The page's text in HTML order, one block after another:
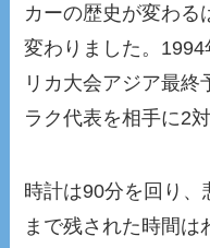
カーの歴史が変わる
変わりました。
リカ大会アジア最終
ラク代表を相手に2
時計は90分を回り
まで残された時間は